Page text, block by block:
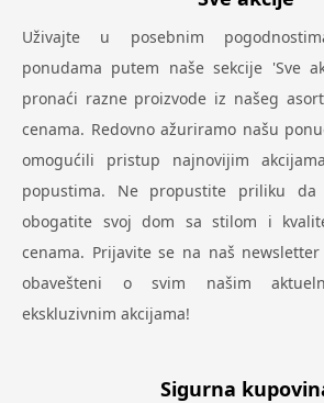
Uživajte u posebnim
ponudama putem naše sekcije 'Sve
pronaći razne proizvode iz našeg
cenama. Redovno ažuriramo našu
omogućili pristup najnovijim
popustima. Ne propustite priliku
obogatite svoj dom sa stilom i
cenama. Prijavite se na naš
obavešteni o svim našim
ekskluzivnim akcijama!
Sigurna